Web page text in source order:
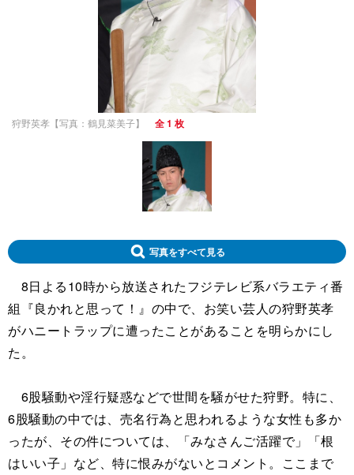
狩野英孝【写真：鶴見菜美子】 全 1 枚
写真をすべて見る
8日よる10時から放送されたフジテレビ系バラエティ番
組『良かれと思って！』の中で、お笑い芸人の狩野英孝
がハニートラップに遭ったことがあることを明らかにし
た。
6股騒動や淫行疑惑などで世間を騒がせた狩野。特に、
6股騒動の中では、売名行為と思われるような女性も多か
ったが、その件については、「みなさんご活躍で」「根
はいい子」など、特に恨みがないとコメント。ここまで